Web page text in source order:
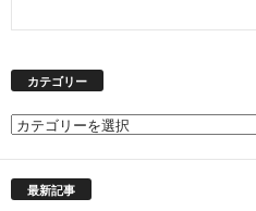
カテゴリー
カ
最新記事